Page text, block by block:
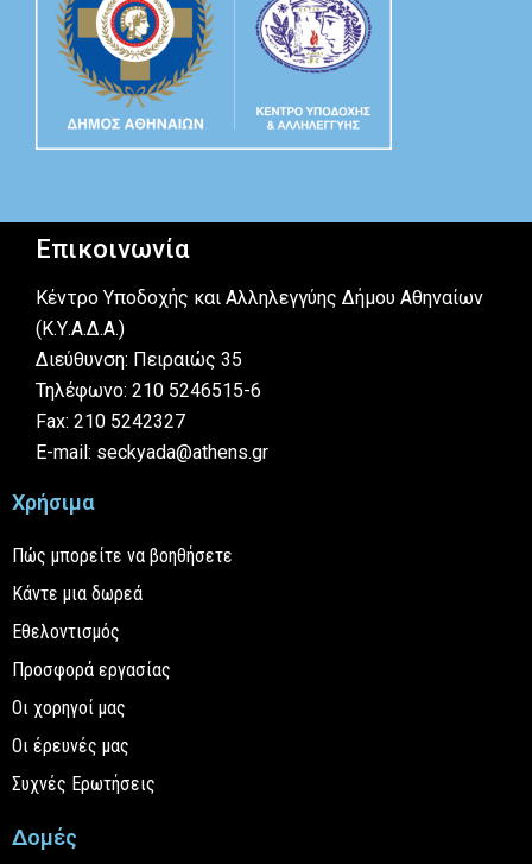
Επικοινωνία
Κέντρο Υποδοχής και Αλληλεγγύης Δήμου Αθηναίων
(Κ.Υ.Α.Δ.Α.)
Διεύθυνση: Πειραιώς 35
Τηλέφωνο: 210 5246515-6
Fax: 210 5242327
E-mail: seckyada@athens.gr
Χρήσιμα
Πώς μπορείτε να βοηθήσετε
Κάντε μια δωρεά
Εθελοντισμός
Προσφορά εργασίας
Οι χορηγοί μας
Οι έρευνές μας
Συχνές Ερωτήσεις
Δομές